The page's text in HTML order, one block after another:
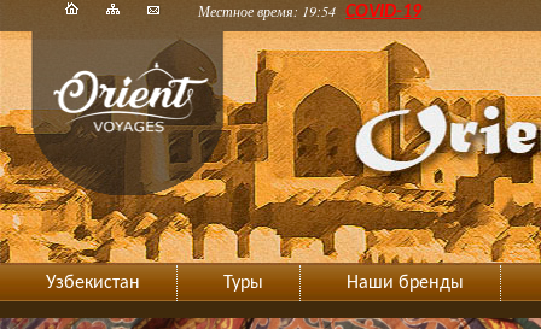
Местное время: 19:54 COVID-19
Узбекистан Туры Наши бренды